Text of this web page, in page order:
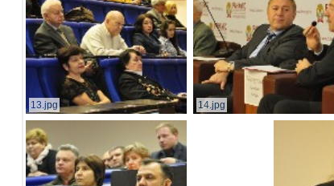
13.jpg 14.jpg